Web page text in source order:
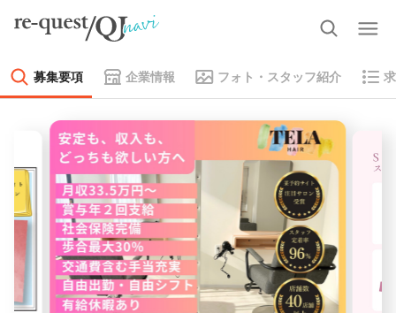
募集要項 企業情報 フォト・スタッフ紹介